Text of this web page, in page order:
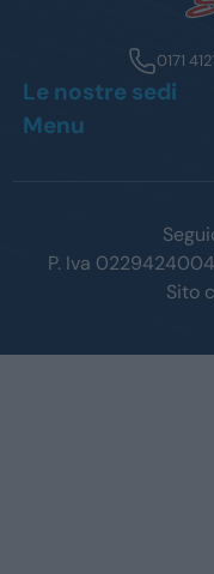
0171
Le nostre sedi
Menu
P. Iva
Sito